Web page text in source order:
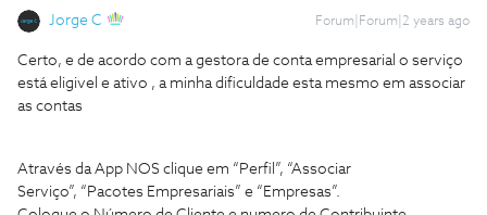
Jorge C Forum|Forum|2 years ago
Certo, e de acordo com a gestora de conta empresarial o serviço
está eligivel e ativo , a minha dificuldade esta mesmo em associar
as contas
Através da App NOS clique em “Perfil”, “Associar
Serviço”, “Pacotes Empresariais” e “Empresas”.